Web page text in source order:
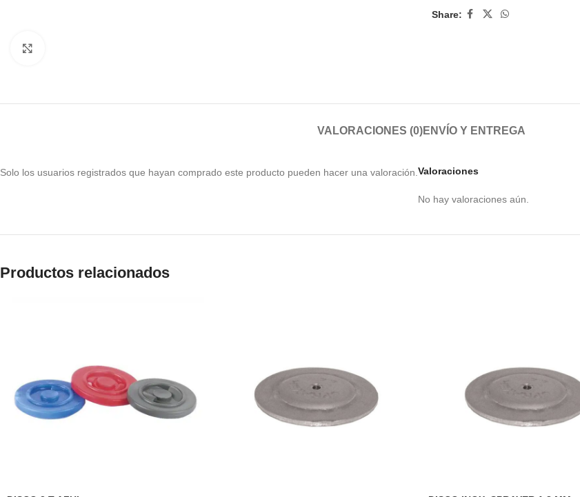
Share:
VALORACIONES (0)ENVÍO Y ENTREGA
Valoraciones
No hay valoraciones aún.
Solo los usuarios registrados que hayan comprado este producto pueden hacer una valoración.
Productos relacionados